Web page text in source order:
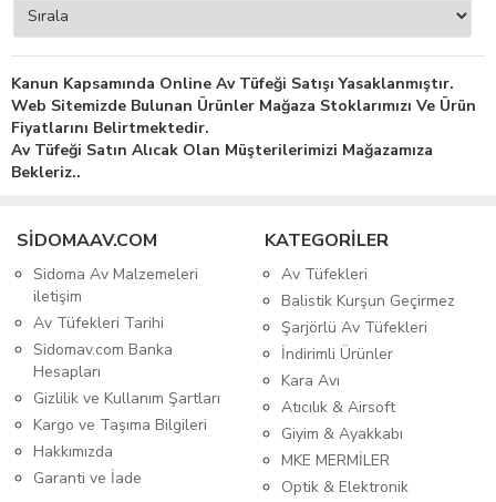
Kanun Kapsamında Online Av Tüfeği Satışı Yasaklanmıştır.
Web Sitemizde Bulunan Ürünler Mağaza Stoklarımızı Ve Ürün
Fiyatlarını Belirtmektedir.
Av Tüfeği Satın Alıcak Olan Müşterilerimizi Mağazamıza
Bekleriz..
SIDOMAAV.COM
Sidoma Av Malzemeleri
iletişim
Av Tüfekleri Tarihi
Sidomav.com Banka
Hesapları
Gizlilik ve Kullanım Şartları
Kargo ve Taşıma Bilgileri
Hakkımızda
Garanti ve İade
KATEGORİLER
Av Tüfekleri
Balistik Kurşun Geçirmez
Şarjörlü Av Tüfekleri
İndirimli Ürünler
Kara Avı
Atıcılık & Airsoft
Giyim & Ayakkabı
MKE MERMİLER
Optik & Elektronik